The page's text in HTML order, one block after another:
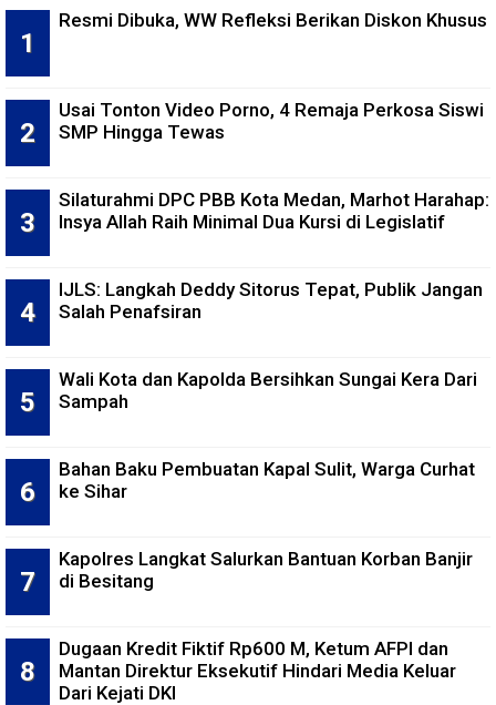
Resmi Dibuka, WW Refleksi Berikan Diskon Khusus
Usai Tonton Video Porno, 4 Remaja Perkosa Siswi
SMP Hingga Tewas
Silaturahmi DPC PBB Kota Medan, Marhot Harahap:
Insya Allah Raih Minimal Dua Kursi di Legislatif
IJLS: Langkah Deddy Sitorus Tepat, Publik Jangan
Salah Penafsiran
Wali Kota dan Kapolda Bersihkan Sungai Kera Dari
Sampah
Bahan Baku Pembuatan Kapal Sulit, Warga Curhat
ke Sihar
Kapolres Langkat Salurkan Bantuan Korban Banjir
di Besitang
Dugaan Kredit Fiktif Rp600 M, Ketum AFPI dan
Mantan Direktur Eksekutif Hindari Media Keluar
Dari Kejati DKI